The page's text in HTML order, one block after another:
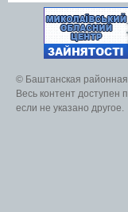
© Баштанская
Весь контент доступен
если не указано другое.